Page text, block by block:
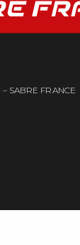
SABRE FRANCE